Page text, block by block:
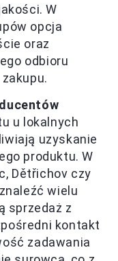
W
opcja
oraz
odbioru
u lokalnych
uzyskanie
produktu. W
Dětřichov czy
wielu
sprzedaż z
kontakt
zadawania